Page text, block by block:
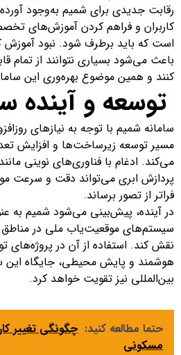
رقابت جدیدی برای شمیم به‌وجود
کاربران و فراهم کردن آموزش‌های
است که باید برطرف شود. نبود آموزش
باعث می‌شود بسیاری نتوانند از تمام
کنند و همین موضوع بهره‌وری این
توسعه و آینده
سامانه شمیم با توجه به نیازهای
مسیر توسعه زیرساخت‌ها و افزایش
می‌کند. ادغام با فناوری‌های نوینی
پردازش ابری می‌تواند دقت و سرعت
فراتر از تصور برساند.
در آینده، پیش‌بینی می‌شود شمیم به
سیستم‌های موقعیت‌یاب ملی در
نقش کند. استفاده از آن در پروژه‌های
هوشمند و پایش محیطی، جایگاه این
بین‌المللی نیز تقویت خواهد کرد.
حتما مطالعه کنید: چگونگی تغییر
مسکونی